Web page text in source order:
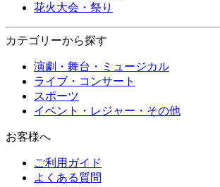
花火大会・祭り
カテゴリーから探す
演劇・舞台・ミュージカル
ライブ・コンサート
スポーツ
イベント・レジャー・その他
お客様へ
ご利用ガイド
よくある質問